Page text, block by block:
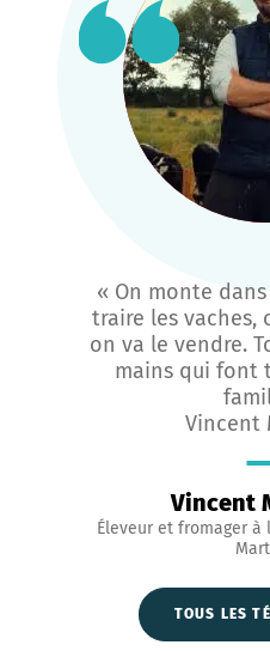
« On monte
traire les vaches,
on va le vendre.
mains qui font
Vincent
Vincent
Éleveur et fromager à
TOUS LES